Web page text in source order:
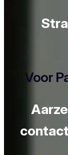
Voor